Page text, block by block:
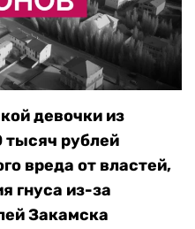
девочки из
тысяч рублей
вреда от властей,
гнуса из-за
Закамска